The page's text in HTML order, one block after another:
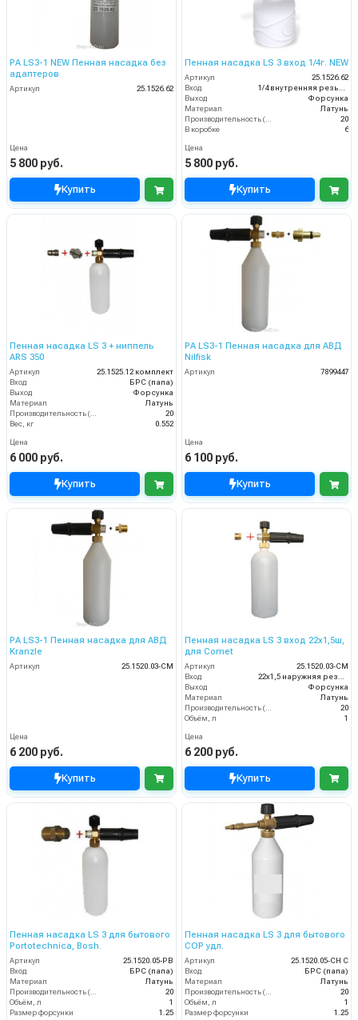
PA LS3-1 NEW Пенная насадка без
адаптеров
Артикул 25.1526.62
Цена
5 800 руб.
Купить
Пенная насадка LS 3 вход 1/4г. NEW
Артикул
25.1526.62
Вход
1/4 внутренняя резьба
Выход
Форсунка
Материал
Латунь
Производительность (л/мин)
20
В коробке
6
Цена
5 800 руб.
Купить
Пенная насадка LS 3 + ниппель
ARS 350
Артикул
25.1525.12 комплект
Вход
БРС (папа)
Выход
Форсунка
Материал
Латунь
Производительность (л/мин)
20
Вес, кг
0.552
Цена
6 000 руб.
Купить
PA LS3-1 Пенная насадка для АВД
Nilfisk
Артикул 7899447
Цена
6 100 руб.
Купить
PA LS3-1 Пенная насадка для АВД
Kranzle
Артикул 25.1520.03-CM
Цена
6 200 руб.
Купить
Пенная насадка LS 3 вход 22х1,5ш,
для Comet
Артикул
25.1520.03-CM
Вход
Выход
Форсунка
Материал
Латунь
20
Объём, л
1
Цена
6 200 руб.
Купить
Пенная насадка LS 3 для бытового
Portotechnica, Bosh.
Артикул
25.1520.05-PB
Вход
БРС (папа)
Материал
Латунь
20
Объём, л
1
Размер форсунки
1.25
Пенная насадка LS 3 для бытового
COP удл.
Артикул
25.1520.05-CH С
Вход
БРС (папа)
Материал
Латунь
20
Объём, л
1
Размер форсунки
1.25